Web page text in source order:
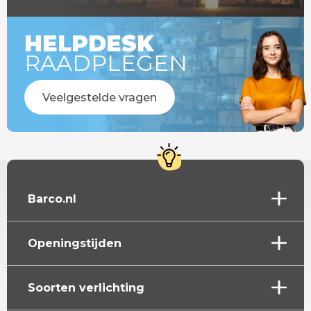
HELPDESK
RAADPLEGEN
Veelgestelde vragen
Barco.nl
Openingstijden
Soorten verlichting